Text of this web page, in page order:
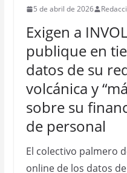
5 de abril de 2026
Exigen a
publique en
datos de su
volcánica y
sobre su
de personal
El colectivo palmero
online de los datos